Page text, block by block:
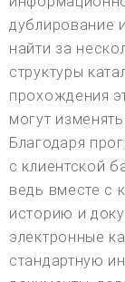
дублирование
найти за
структуры
прохождения
могут
Благодаря
с клиентской
ведь вместе с
историю и
электронные
стандартную